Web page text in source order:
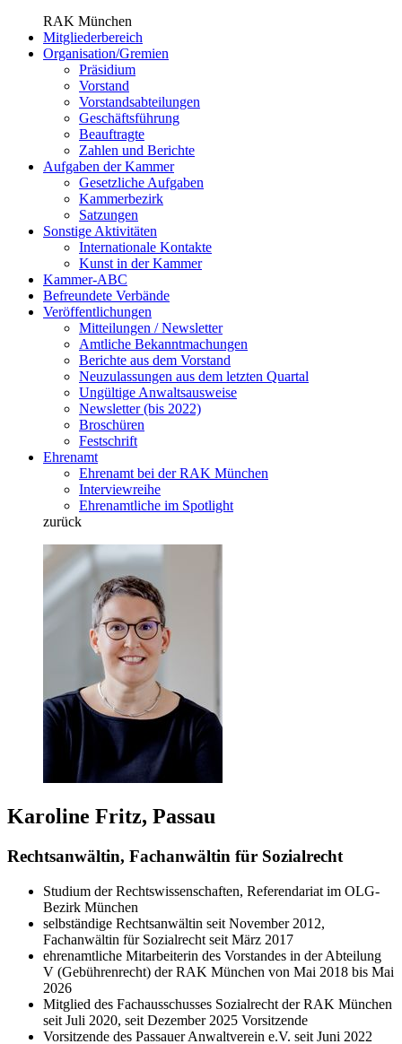
RAK München
Mitgliederbereich
Organisation/Gremien
Präsidium
Vorstand
Vorstandsabteilungen
Geschäftsführung
Beauftragte
Zahlen und Berichte
Aufgaben der Kammer
Gesetzliche Aufgaben
Kammerbezirk
Satzungen
Sonstige Aktivitäten
Internationale Kontakte
Kunst in der Kammer
Kammer-ABC
Befreundete Verbände
Veröffentlichungen
Mitteilungen / Newsletter
Amtliche Bekanntmachungen
Berichte aus dem Vorstand
Neuzulassungen aus dem letzten Quartal
Ungültige Anwaltsausweise
Newsletter (bis 2022)
Broschüren
Festschrift
Ehrenamt
Ehrenamt bei der RAK München
Interviewreihe
Ehrenamtliche im Spotlight
zurück
Karoline Fritz, Passau
Rechtsanwältin, Fachanwältin für Sozialrecht
Studium der Rechtswissenschaften, Referendariat im OLG-
Bezirk München
selbständige Rechtsanwältin seit November 2012,
Fachanwältin für Sozialrecht seit März 2017
ehrenamtliche Mitarbeiterin des Vorstandes in der Abteilung
V (Gebührenrecht) der RAK München von Mai 2018 bis Mai
2026
Mitglied des Fachausschusses Sozialrecht der RAK München
seit Juli 2020, seit Dezember 2025 Vorsitzende
Vorsitzende des Passauer Anwaltverein e.V. seit Juni 2022